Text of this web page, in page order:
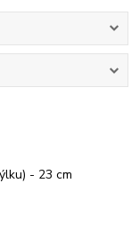
- 23 cm